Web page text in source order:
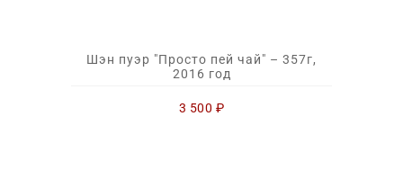
Шэн пуэр "Просто пей чай" – 357г,
2016 год
3 500 ₽